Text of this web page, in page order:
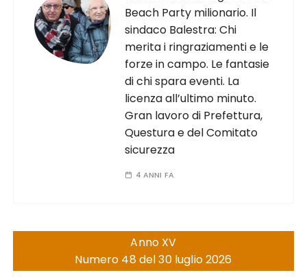
Beach Party milionario. Il
sindaco Balestra: Chi
merita i ringraziamenti e le
forze in campo. Le fantasie
di chi spara eventi. La
licenza all’ultimo minuto.
Gran lavoro di Prefettura,
Questura e del Comitato
sicurezza
4 ANNI FA
Anno XV
Numero 48 del 30 luglio 2026